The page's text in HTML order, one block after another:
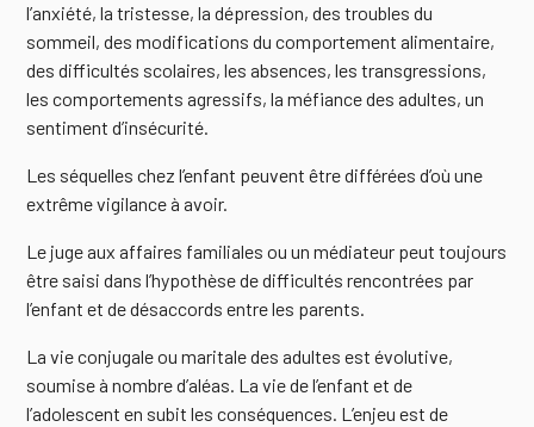
l’anxiété, la tristesse, la dépression, des troubles du
sommeil, des modifications du comportement alimentaire,
des difficultés scolaires, les absences, les transgressions,
les comportements agressifs, la méfiance des adultes, un
sentiment d’insécurité.
Les séquelles chez l’enfant peuvent être différées d’où une
extrême vigilance à avoir.
Le juge aux affaires familiales ou un médiateur peut toujours
être saisi dans l’hypothèse de difficultés rencontrées par
l’enfant et de désaccords entre les parents.
La vie conjugale ou maritale des adultes est évolutive,
soumise à nombre d’aléas. La vie de l’enfant et de
l’adolescent en subit les conséquences. L’enjeu est de